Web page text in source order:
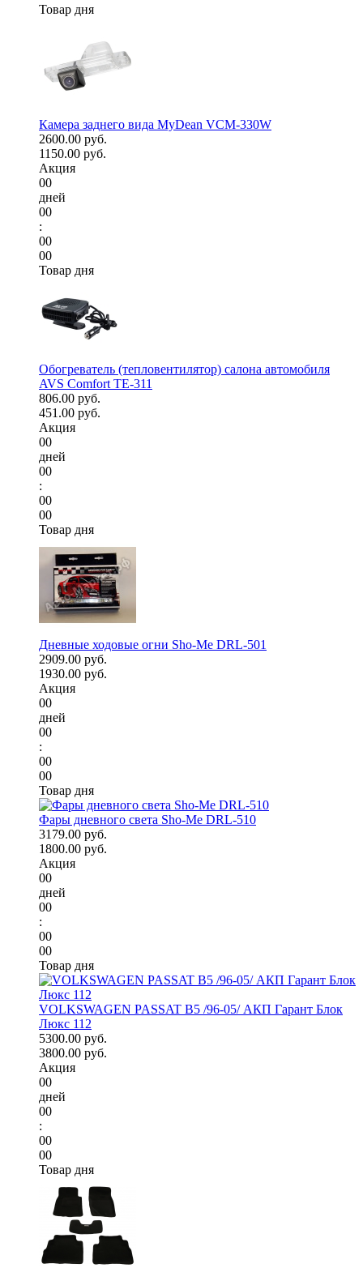
Товар дня
Камера заднего вида MyDean VCM-330W
2600.00 руб.
1150.00 руб.
Акция
00
дней
00
:
00
00
Товар дня
Обогреватель (тепловентилятор) салона автомобиля
AVS Comfort TE-311
806.00 руб.
451.00 руб.
Акция
00
дней
00
:
00
00
Товар дня
Дневные ходовые огни Sho-Me DRL-501
2909.00 руб.
1930.00 руб.
Акция
00
дней
00
:
00
00
Товар дня
Фары дневного света Sho-Me DRL-510
3179.00 руб.
1800.00 руб.
Акция
00
дней
00
:
00
00
Товар дня
VOLKSWAGEN PASSAT B5 /96-05/ АКП Гарант Блок
Люкс 112
5300.00 руб.
3800.00 руб.
Акция
00
дней
00
:
00
00
Товар дня